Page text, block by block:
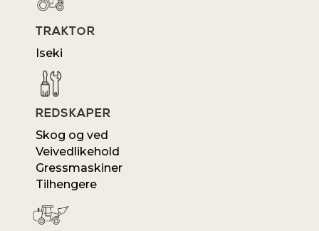
TRAKTOR
Iseki
REDSKAPER
Skog og ved
Veivedlikehold
Gressmaskiner
Tilhengere